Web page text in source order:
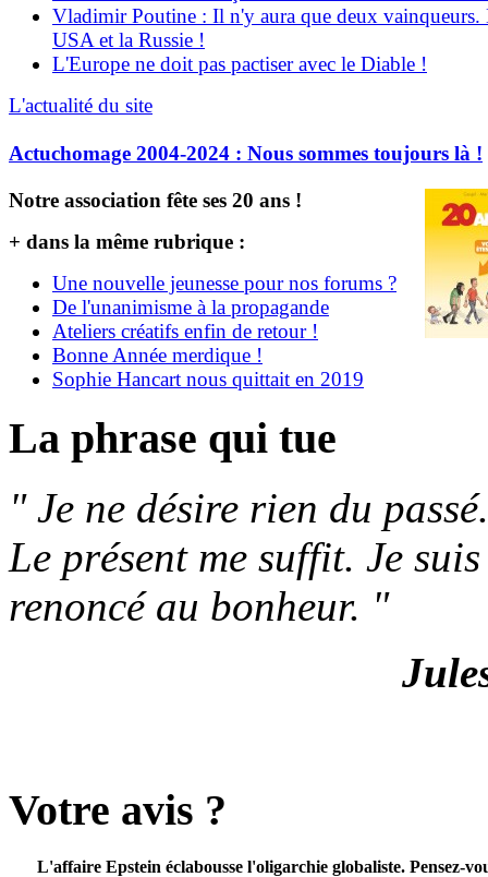
Vladimir Poutine : Il n'y aura que deux vainqueurs.
USA et la Russie !
L'Europe ne doit pas pactiser avec le Diable !
L'actualité du site
Actuchomage 2004-2024 : Nous sommes toujours là !
Notre association fête ses 20 ans !
+ dans la même rubrique :
Une nouvelle jeunesse pour nos forums ?
De l'unanimisme à la propagande
Ateliers créatifs enfin de retour !
Bonne Année merdique !
Sophie Hancart nous quittait en 2019
La phrase qui tue
" Je ne désire rien du
Le présent me suffit. Je
renoncé au bonheur. "
Votre avis ?
L'affaire Epstein éclabousse l'oligarchie globaliste. Pensez-